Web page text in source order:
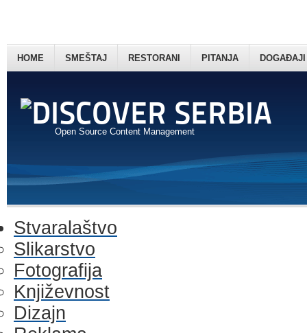
Open Source Content Management
HOME SMEŠTAJ RESTORANI PITANJA DOGAĐAJI
Stvaralaštvo
Slikarstvo
Fotografija
Književnost
Dizajn